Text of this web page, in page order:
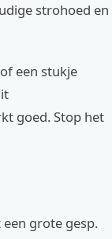
strohoed en
een stukje
goed. Stop het
grote gesp.